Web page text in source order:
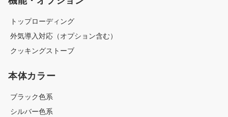
トップローディング
外気導入対応（オプション含む）
クッキングストーブ
本体カラー
ブラック色系
シルバー色系